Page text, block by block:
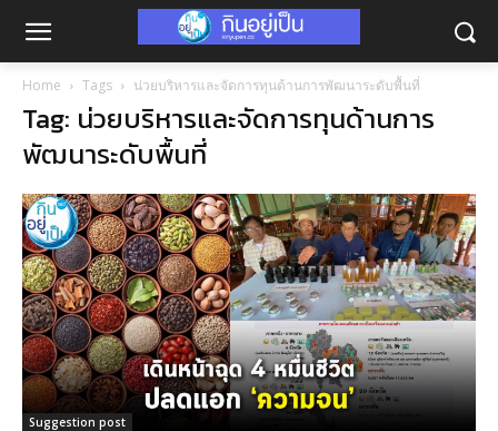
Home Tags น่วยบริหารและจัดการทุนด้านการพัฒนาระดับพื้นที่
Tag: น่วยบริหารและจัดการทุนด้านการ
พัฒนาระดับพื้นที่
Suggestion post